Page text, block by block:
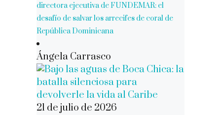
directora ejecutiva de FUNDEMAR: el
desafío de salvar los arrecifes de coral de
República Dominicana
Ángela Carrasco
21 de julio de 2026